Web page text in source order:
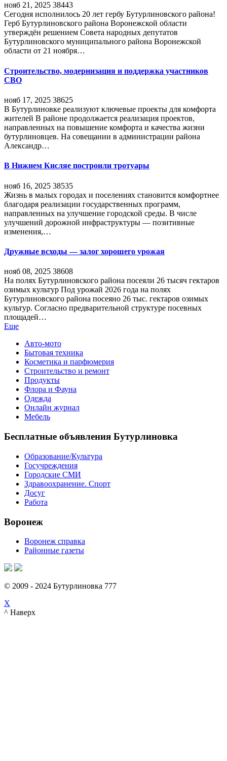
нояб 21, 2025 38443
Сегодня исполнилось 20 лет гербу Бутурлиновского района!
Герб Бутурлиновского района Воронежской области
утверждён решением Совета народных депутатов
Бутурлиновского муниципального района Воронежской
области от 21 ноября…
Строительство, модернизация и поддержка участников
СВО
нояб 17, 2025 38625
В Бутурлиновке реализуют ключевые проекты для комфорта
жителей В районе продолжается реализация проектов,
направленных на повышение комфорта и качества жизни
бутурлиновцев. На совещании в администрации района
Александр…
В Нижнем Кисляе построили тротуары
нояб 16, 2025 38535
Жизнь в малых городах и поселениях становится комфортнее
благодаря реализации государственных программ,
направленных на улучшение городской среды. В числе
улучшений дорожной инфраструктуры — позитивные
изменения,…
Дружные всходы — залог хорошего урожая
нояб 08, 2025 38608
На полях Бутурлиновского района посеяли 26 тысяч гектаров
озимых культур Под урожай 2026 года на полях
Бутурлиновского района посеяно 26 тыс. гектаров озимых
культур. Согласно предварительной структуре посевных
площадей…
Еще
Авто-мото
Бытовая техника
Косметика и парфюмерия
Строительство и ремонт
Продукты
Флора и Фауна
Одежда
Онлайн журнал
Мебель
Бесплатные объявления Бутурлиновка
Образование/Культура
Госучреждения
Городские СМИ
Здравоохранение. Спорт
Досуг
Работа
Воронеж
Воронеж справка
Районные газеты
© 2009 - 2024 Бутурлиновка 777
X
^ Наверх